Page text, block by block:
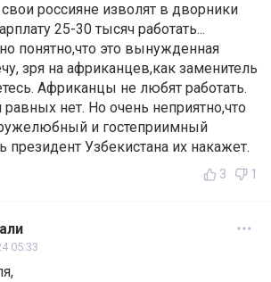
россияне изволят в дворники
25-30 тысяч работать...
понятно,что это вынужденная
зря на африканцев,как заменитель
Африканцы не любят работать.
нет. Но очень неприятно,что
и гостеприимный
президент Узбекистана их накажет.
3 1
05:33